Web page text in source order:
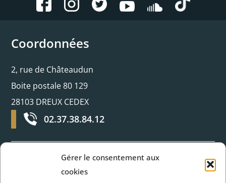
Gérer le consentement aux
cookies
Coordonnées
2, rue de Châteaudun
Boite postale 80 129
28103 DREUX CEDEX
02.37.38.84.12
Horaires d’ouverture